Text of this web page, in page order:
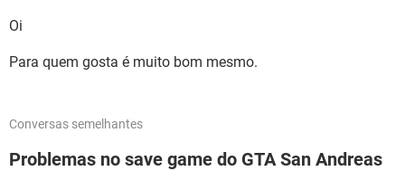
Oi
Para quem gosta é muito bom mesmo.
Conversas semelhantes
Problemas no save game do GTA San Andreas